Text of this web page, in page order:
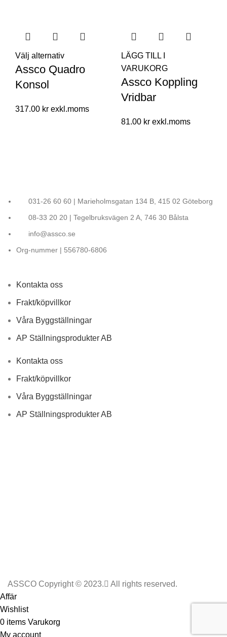
Välj alternativ
Assco Quadro
Konsol
317.00 kr
LÄGG TILL I
VARUKORG
Assco Koppling
Vridbar
81.00 kr
031-26 60 60 | Marieholmsgatan 134 B, 415 02 Göteborg
08-33 20 20 | Tegelbruksvägen 2 A, 746 30 Bålsta
info@assco.se
Org-nummer | 556780-6806
Kontakta oss
Frakt/köpvillkor
Våra Byggställningar
AP Ställningsprodukter AB
Kontakta oss
Frakt/köpvillkor
Våra Byggställningar
AP Ställningsprodukter AB
ASSCO Copyright © 2023.
All rights reserved.
Affär
Wishlist
0 items Varukorg
My account